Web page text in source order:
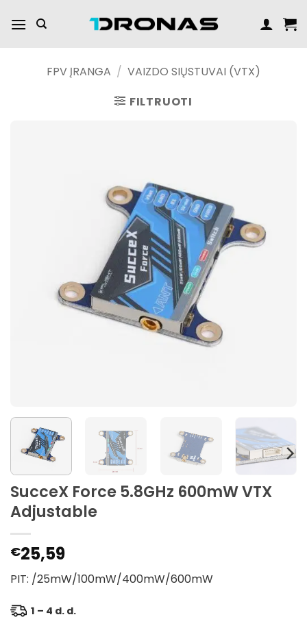
turinį
FPV ĮRANGA / VAIZDO SIŲSTUVAI (VTX)
FILTRUOTI
SucceX Force 5.8GHz 600mW VTX
Adjustable
€25,59
PIT: /25mW/100mW/400mW/600mW
1 – 4 d. d.